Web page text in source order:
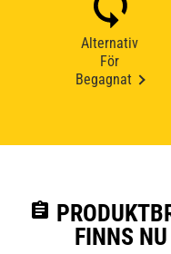
Alternativ
För
Begagnat
assignment
FINNS